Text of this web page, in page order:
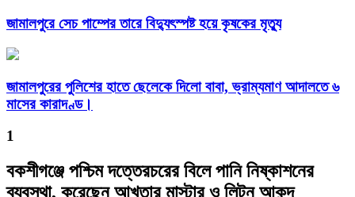
জামালপুরে সেচ পাম্পের তারে বিদ্যুৎস্পষ্ট হয়ে কৃষকের মৃত্যু
জামালপুরের পুলিশের হাতে ছেলেকে দিলো বাবা, ভ্রাম্যমাণ আদালতে ৬
মাসের কারাদণ্ড।
1
বকশীগঞ্জে পশ্চিম দত্তেরচরের বিলে পানি নিষ্কাশনের
ব্যবস্থা, করেছেন আখতার মাস্টার ও লিটন আকন্দ